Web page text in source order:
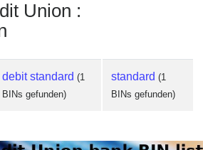
Union :
debit standard (1
BINs gefunden)
standard (1
BINs gefunden)